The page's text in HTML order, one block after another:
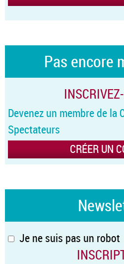
Pas encore
Devenez un membre de la
Spectateurs
CRÉER UN
Je ne suis pas un robot